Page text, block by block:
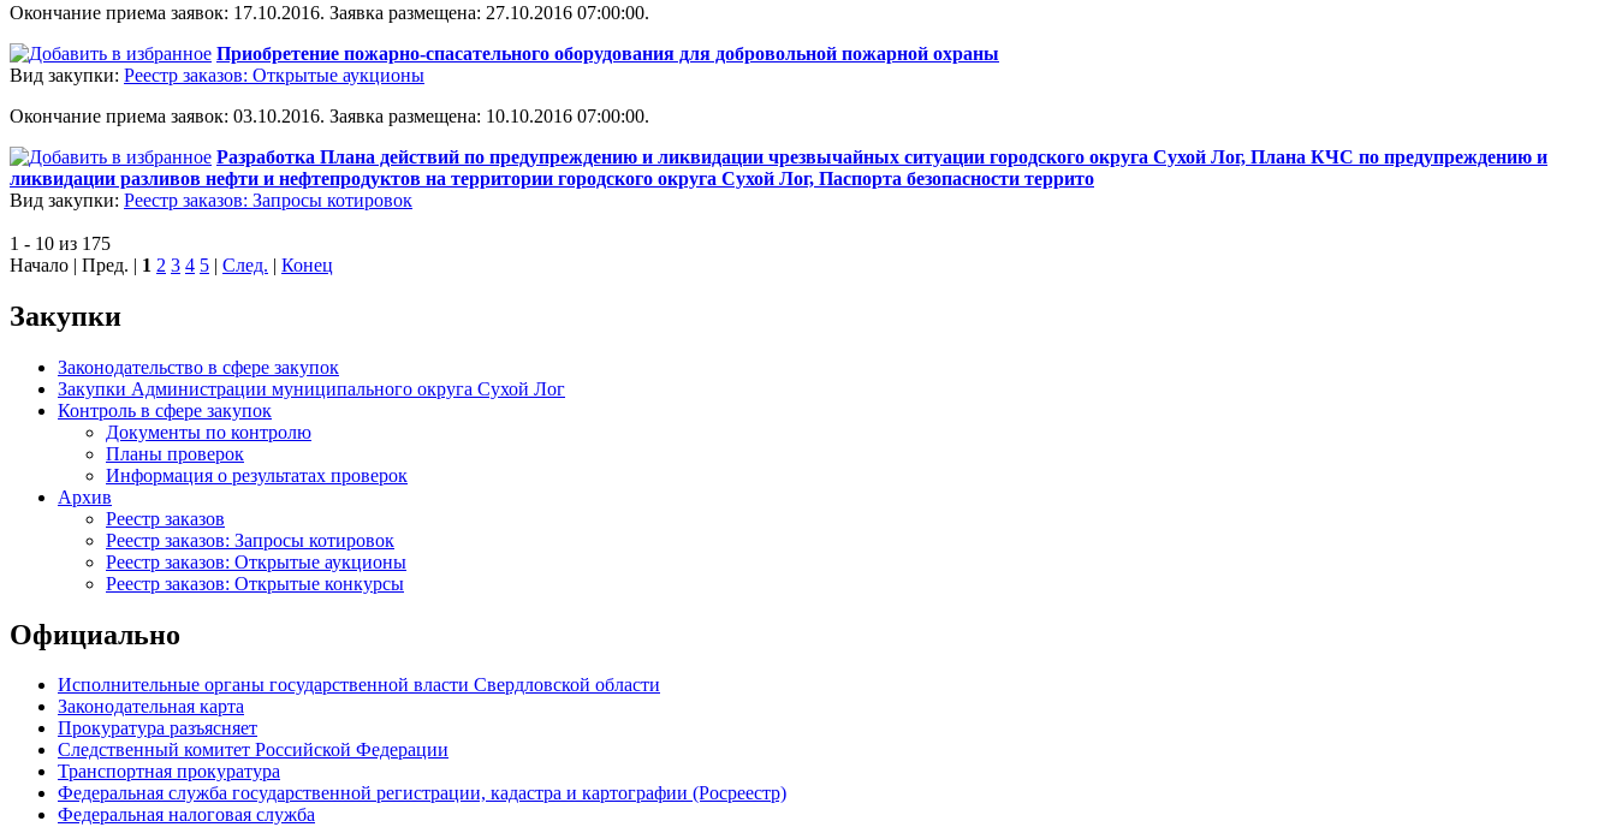
Окончание приема заявок: 17.10.2016. Заявка размещена: 27.10.2016 07:00:00.
Приобретение пожарно-спасательного оборудования для добровольной пожарной охраны
Вид закупки: Реестр заказов: Открытые аукционы
Окончание приема заявок: 03.10.2016. Заявка размещена: 10.10.2016 07:00:00.
Разработка Плана действий по предупреждению и ликвидации чрезвычайных ситуации городского округа Сухой Лог, Плана КЧС по предупреждению и
ликвидации разливов нефти и нефтепродуктов на территории городского округа Сухой Лог, Паспорта безопасности террито
Вид закупки: Реестр заказов: Запросы котировок
1 - 10 из 175
Начало | Пред. | 1 2 3 4 5 | След. | Конец
Закупки
Законодательство в сфере закупок
Закупки Администрации муниципального округа Сухой Лог
Контроль в сфере закупок
Документы по контролю
Планы проверок
Информация о результатах проверок
Архив
Реестр заказов
Реестр заказов: Запросы котировок
Реестр заказов: Открытые аукционы
Реестр заказов: Открытые конкурсы
Официально
Исполнительные органы государственной власти Свердловской области
Законодательная карта
Прокуратура разъясняет
Следственный комитет Российской Федерации
Транспортная прокуратура
Федеральная служба государственной регистрации, кадастра и картографии (Росреестр)
Федеральная налоговая служба